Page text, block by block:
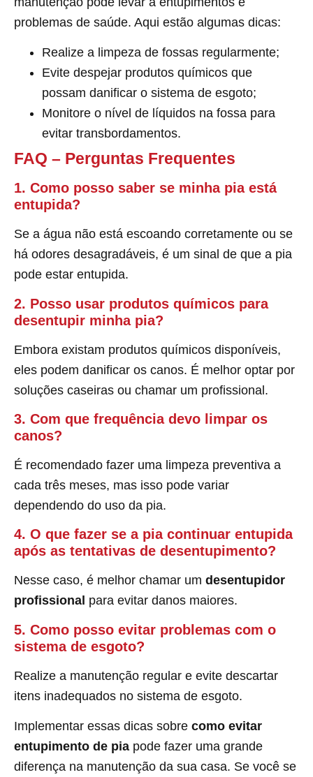
problemas de saúde. Aqui estão algumas dicas:
Realize a limpeza de fossas regularmente;
Evite despejar produtos químicos que
possam danificar o sistema de esgoto;
Monitore o nível de líquidos na fossa para
evitar transbordamentos.
FAQ – Perguntas Frequentes
1. Como posso saber se minha pia está
entupida?
Se a água não está escoando corretamente ou se
há odores desagradáveis, é um sinal de que a pia
pode estar entupida.
2. Posso usar produtos químicos para
desentupir minha pia?
Embora existam produtos químicos disponíveis,
eles podem danificar os canos. É melhor optar por
soluções caseiras ou chamar um profissional.
3. Com que frequência devo limpar os
canos?
É recomendado fazer uma limpeza preventiva a
cada três meses, mas isso pode variar
dependendo do uso da pia.
4. O que fazer se a pia continuar entupida
após as tentativas de desentupimento?
Nesse caso, é melhor chamar um desentupidor
profissional para evitar danos maiores.
5. Como posso evitar problemas com o
sistema de esgoto?
Realize a manutenção regular e evite descartar
itens inadequados no sistema de esgoto.
Implementar essas dicas sobre como evitar
entupimento de pia pode fazer uma grande
diferença na manutenção da sua casa. Se você se